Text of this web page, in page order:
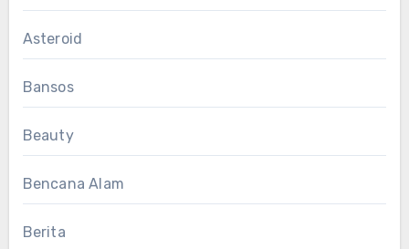
Asteroid
Bansos
Beauty
Bencana Alam
Berita